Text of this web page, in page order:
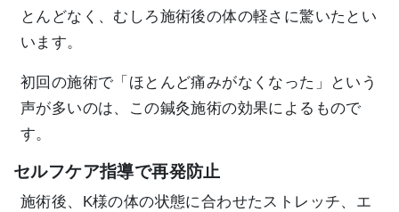
とんどなく、むしろ施術後の体の軽さに驚いたとい
います。
初回の施術で「ほとんど痛みがなくなった」という
声が多いのは、この鍼灸施術の効果によるもので
す。
セルフケア指導で再発防止
施術後、K様の体の状態に合わせたストレッチ、エ